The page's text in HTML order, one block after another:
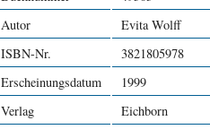
Autor
Evita Wolff
ISBN-Nr.
3821805978
Erscheinungsdatum
1999
Verlag
Eichborn